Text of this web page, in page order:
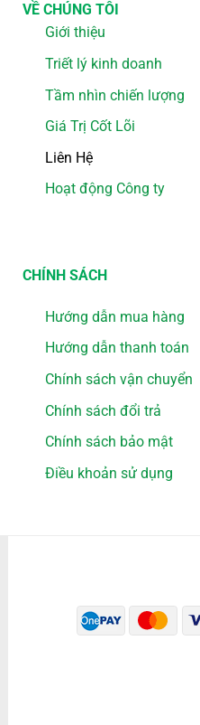
VỀ CHÚNG TÔI
Giới thiệu
Triết lý kinh doanh
Tầm nhìn chiến lượng
Giá Trị Cốt Lõi
Liên Hệ
Hoạt động Công ty
CHÍNH SÁCH
Hướng dẫn mua hàng
Hướng dẫn thanh toán
Chính sách vận chuyển
Chính sách đổi trả
Chính sách bảo mật
Điều khoản sử dụng